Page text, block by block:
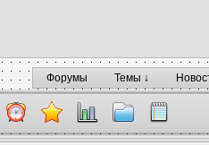
Форумы Темы ↓